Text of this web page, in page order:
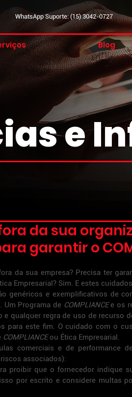
WhatsApp Suporte: (15) 3042-0727
Blog
e
da sua
garantir o
da sua empresa? Precisa ter
Empresarial? Sim. E estes
genéricos e exemplificativos de
Um Programa de COMPLIANCE e os
qualquer regra de uso de recurso
para este fim. O cuidado com o
COMPLIANCE ou Ética Empresarial.
comerciais e de performance
associados):
proibir que o fornecedor indique
por escrito e considere multas